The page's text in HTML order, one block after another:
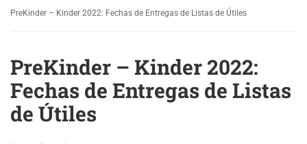
PreKinder – Kinder 2022: Fechas de Entregas de Listas de Útiles
PreKinder – Kinder 2022:
Fechas de Entregas de Listas
de Útiles